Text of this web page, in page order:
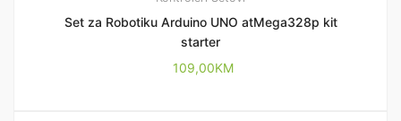
Set za Robotiku Arduino UNO atMega328p kit
starter
109,00KM